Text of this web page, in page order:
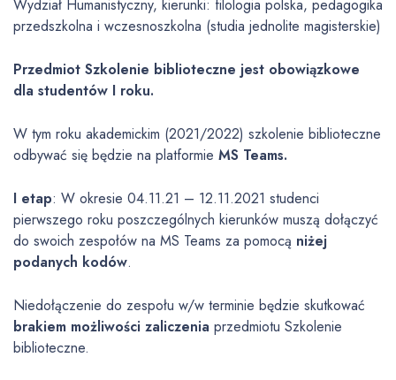
Wydział Humanistyczny, kierunki: filologia polska, pedagogika
przedszkolna i wczesnoszkolna (studia jednolite magisterskie)
Przedmiot Szkolenie biblioteczne jest obowiązkowe
dla studentów I roku.
W tym roku akademickim (2021/2022) szkolenie biblioteczne
odbywać się będzie na platformie MS Teams.
I etap: W okresie 04.11.21 – 12.11.2021 studenci
pierwszego roku poszczególnych kierunków muszą dołączyć
do swoich zespołów na MS Teams za pomocą niżej
podanych kodów.
Niedołączenie do zespołu w/w terminie będzie skutkować
brakiem możliwości zaliczenia przedmiotu Szkolenie
biblioteczne.